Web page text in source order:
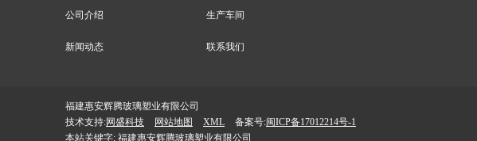
公司介绍 生产车间
新闻动态 联系我们
福建惠安辉腾玻璃塑业有限公司
技术支持:网盛科技 网站地图 XML 备案号:闽ICP备17012214号-1
本站关键字: 福建惠安辉腾玻璃塑业有限公司